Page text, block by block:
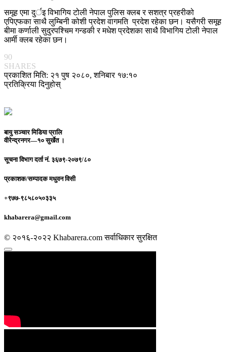
समूह एमा दुर्इ विभागिय टोली नेपाल पुलिस क्लब र सशत्र प्रहरीको
एपिएफका साथै लुम्बिनी कोशी प्रदेश वागमति प्रदेश रहेका छन। यसैगरी समूह
बीमा कर्णाली सुदुरपश्चिम गन्डकी र मधेश प्रदेशका साथै विभागिय टोली नेपाल
आर्मी क्लब रहेका छन।
90
SHARES
प्रकाशित मिति: २१ पुष २०८०, शनिबार १७:१०
प्रतिक्रिया दिनुहोस्
बायु सञ्चार मिडिया प्रालि
वीरेन्द्रनगर—१० सुर्खेत ।
सूचना विभाग दर्ता नं. ३६७९-२०७९/८०
प्रकाशक/सम्पादकमधुवन विसी
+९७७-९८५८०५०३३५
khabarera@gmail.com
© २०१६-२०२२ Khabarera.com सर्वाधिकार सुरक्षित